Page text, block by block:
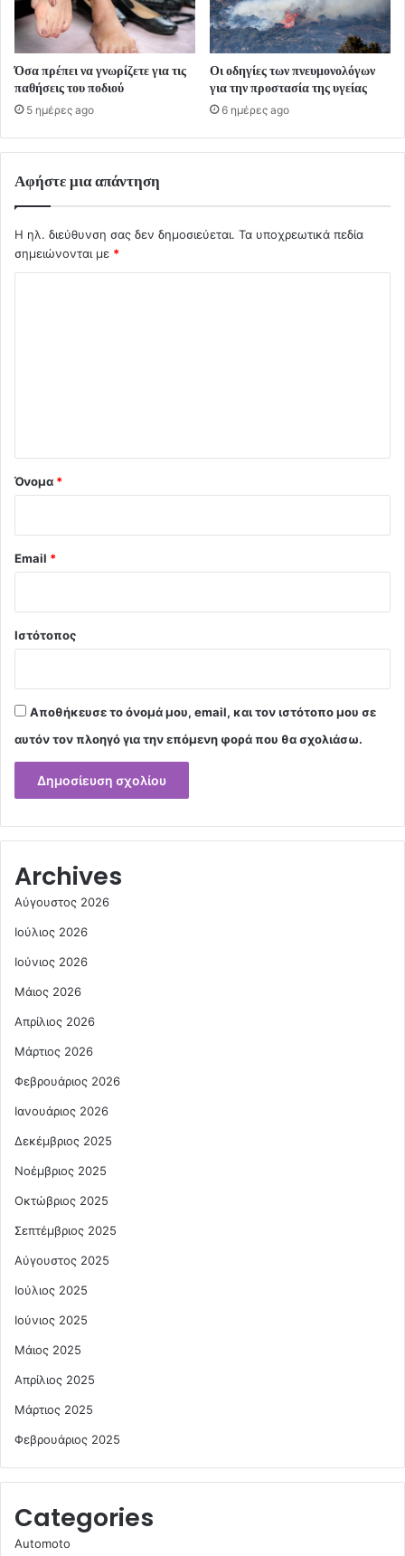
Όσα πρέπει να γνωρίζετε για τις
παθήσεις του ποδιού
5 ημέρες ago
Οι οδηγίες των πνευμονολόγων
για την προστασία της υγείας
6 ημέρες ago
Αφήστε μια απάντηση
Η ηλ. διεύθυνση σας δεν δημοσιεύεται. Τα υποχρεωτικά πεδία
σημειώνονται με *
Όνομα *
Email *
Ιστότοπος
Αποθήκευσε το όνομά μου, email, και τον ιστότοπο μου σε
αυτόν τον πλοηγό για την επόμενη φορά που θα σχολιάσω.
Archives
Αύγουστος 2026
Ιούλιος 2026
Ιούνιος 2026
Μάιος 2026
Απρίλιος 2026
Μάρτιος 2026
Φεβρουάριος 2026
Ιανουάριος 2026
Δεκέμβριος 2025
Νοέμβριος 2025
Οκτώβριος 2025
Σεπτέμβριος 2025
Αύγουστος 2025
Ιούλιος 2025
Ιούνιος 2025
Μάιος 2025
Απρίλιος 2025
Μάρτιος 2025
Φεβρουάριος 2025
Categories
Automoto